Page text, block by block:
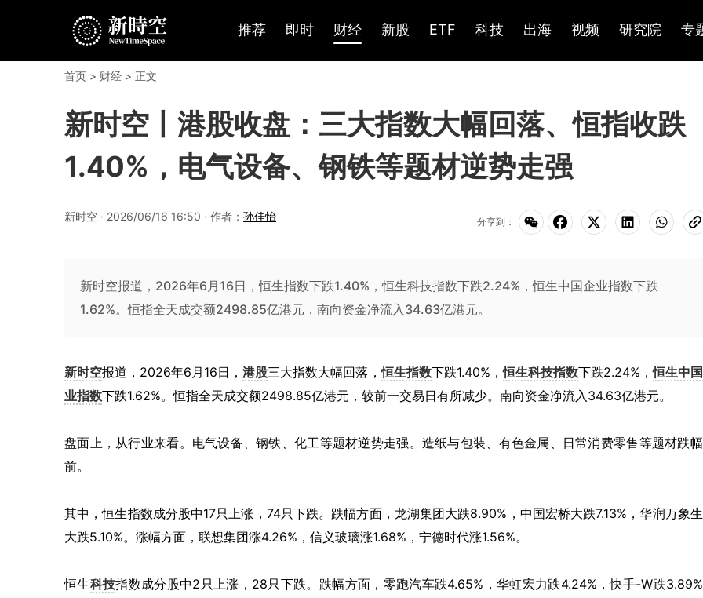
推荐 即时 财经 新股 ETF 科技 出海 视频 研究院 专
首页 > 财经 > 正文
新时空丨港股收盘：三大指数大幅回落、恒指收跌
1.40%，电气设备、钢铁等题材逆势走强
新时空 · 2026/06/16 16:50 · 作者： 孙佳怡 分享到：
新时空报道，2026年6月16日，恒生指数下跌1.40%，恒生科技指数下跌2.24%，恒生中国企业指数下跌
1.62%。恒指全天成交额2498.85亿港元，南向资金净流入34.63亿港元。
新时空报道，2026年6月16日，港股三大指数大幅回落，恒生指数下跌1.40%，恒生科技指数下跌2.24%，恒生中
业指数下跌1.62%。恒指全天成交额2498.85亿港元，较前一交易日有所减少。南向资金净流入34.63亿港元。
盘面上，从行业来看。电气设备、钢铁、化工等题材逆势走强。造纸与包装、有色金属、日常消费零售等题材跌
前。
其中，恒生指数成分股中17只上涨，74只下跌。跌幅方面，龙湖集团大跌8.90%，中国宏桥大跌7.13%，华润万象
大跌5.10%。涨幅方面，联想集团涨4.26%，信义玻璃涨1.68%，宁德时代涨1.56%。
恒生科技指数成分股中2只上涨，28只下跌。跌幅方面，零跑汽车跌4.65%，华虹宏力跌4.24%，快手-W跌3.89%